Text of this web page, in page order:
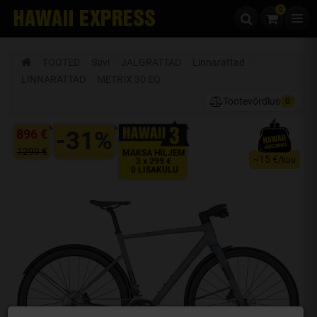
Liigu edasi sisu juurde 0
Tootevõrdlus
0
896 €
1299 € -31%
MAKSA HILJEM
3 x 299 €
0 LISAKULU
~ 15 €/kuu